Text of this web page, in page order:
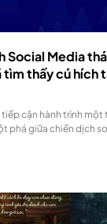
Social Media
tìm thấy cú hích
cận hành trình
phá giữa chiến dịch